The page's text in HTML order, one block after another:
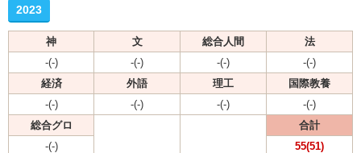
2023
神 文 総合人間
法
-(-)
-(-) -(-)
-(-)
経済
外語 理工
国際教養
-(-)
-(-) -(-)
-(-)
総合グロ
合計
-(-)
55(51)